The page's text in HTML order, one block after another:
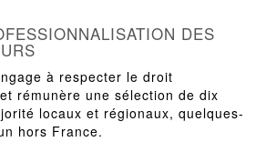
DES
à respecter le droit
rémunère une sélection de dix
locaux et régionaux, quelques-
hors France.